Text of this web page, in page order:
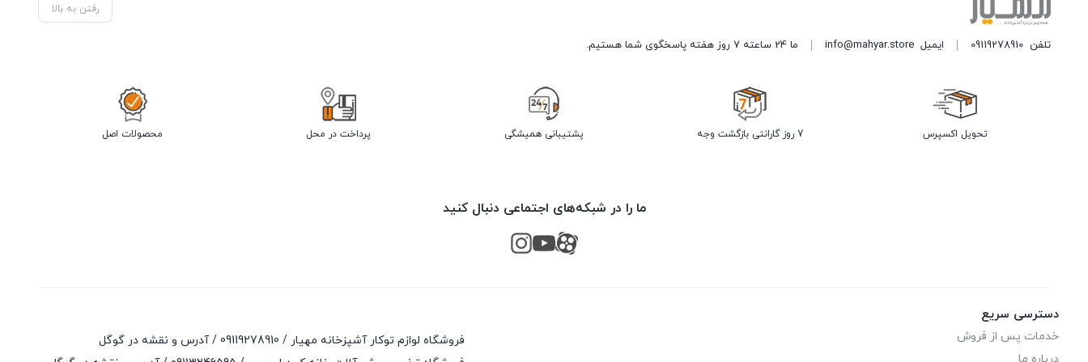
رفتن به بالا
تلفن09119278910 ایمیلinfo@mahyar.store ما 24 ساعته 7 روز هفته پاسخگوی شما هستیم.
تحویل اکسپرس 7 روز گارانتی بازگشت وجه پشتیبانی همیشگی پرداخت در محل محصولات اصل
ما را در شبکه‌های اجتماعی دنبال کنید
دسترسی سریع
خدمات پس از فروش
فروشگاه لوازم توکار آشپزخانه مهیار / 09119278910
/آدرس و نقشه در گوگل